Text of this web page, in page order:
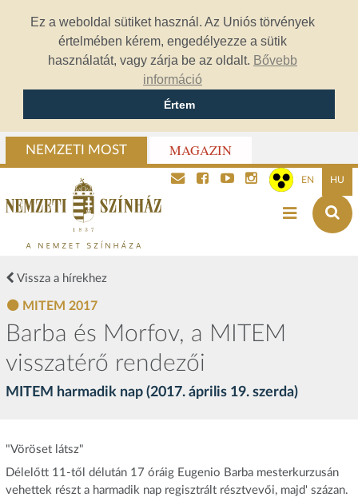
Ez a weboldal sütiket használ. Az Uniós törvények
értelmében kérem, engedélyezze a sütik
használatát, vagy zárja be az oldalt. Bővebb
információ
Értem
NEMZETI MOST MAGAZIN
EN HU
Vissza a hírekhez
MITEM 2017
Barba és Morfov, a MITEM
visszatérő rendezői
MITEM harmadik nap (2017. április 19. szerda)
"Vöröset látsz"
Délelőtt 11-től délután 17 óráig Eugenio Barba mesterkurzusán
vehettek részt a harmadik nap regisztrált résztvevői, majd' százan.